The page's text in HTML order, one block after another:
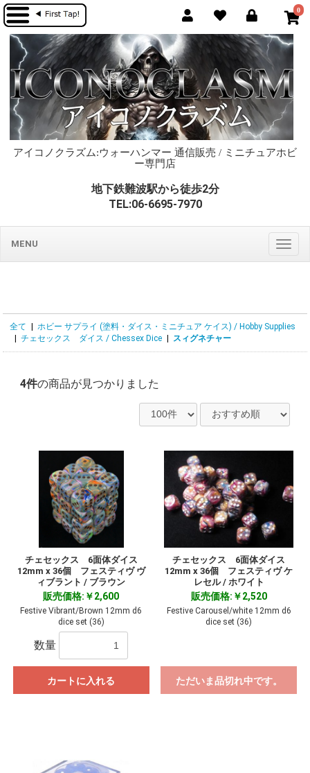
0
アイコノクラズム:ウォーハンマー 通信販売 / ミニチュアホビ
ー専門店
地下鉄難波駅から徒歩2分
TEL:06-6695-7970
MENU
全て
ホビー サプライ (塗料・ダイス・ミニチュア ケイス) / Hobby Supplies
チェセックス ダイス / Chessex Dice スィグネチャー
4件の商品が見つかりました
チェセックス 6面体ダイス
12mm x 36個 フェスティヴ ヴ
ィブラント / ブラウン
販売価格:￥2,600
Festive Vibrant/Brown 12mm d6
dice set (36)
数量
カートに入れる
チェセックス 6面体ダイス
12mm x 36個 フェスティヴ ケ
レセル / ホワイト
販売価格:￥2,520
Festive Carousel/white 12mm d6
dice set (36)
ただいま品切れ中です。